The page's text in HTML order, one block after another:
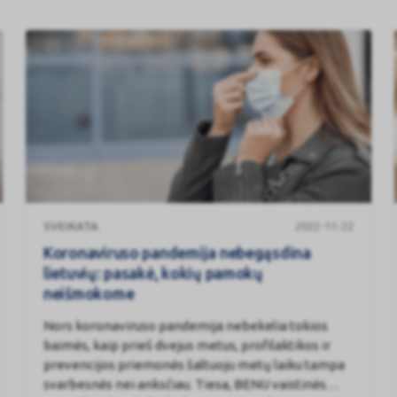
pandemija
nebegąsdina
lietuvių:
pasakė,
pamokų
neišmokome
SVEIKATA
Koronaviruso pandemija nebegąsdina
lietuvių: pasakė, kokių pamokų
neišmokome
Nors koronaviruso pandemija nebekelia tokios
baimės, kaip prieš dvejus metus, profilaktikos ir
prevencijos priemonės šaltuoju metų laiku tampa
svarbesnės nei anksčiau. Tiesa, BENU vaistinės